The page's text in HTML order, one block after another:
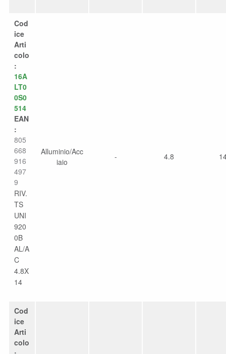
Cod
ice
Arti
colo
:
16A
LT0
0S0
514
EAN
:
805
668
916
497
9
RIV.
TS
UNI
920
0B
AL/A
C
4.8X
14
Alluminio/Acc
iaio
- 4.8
Cod
ice
Arti
colo